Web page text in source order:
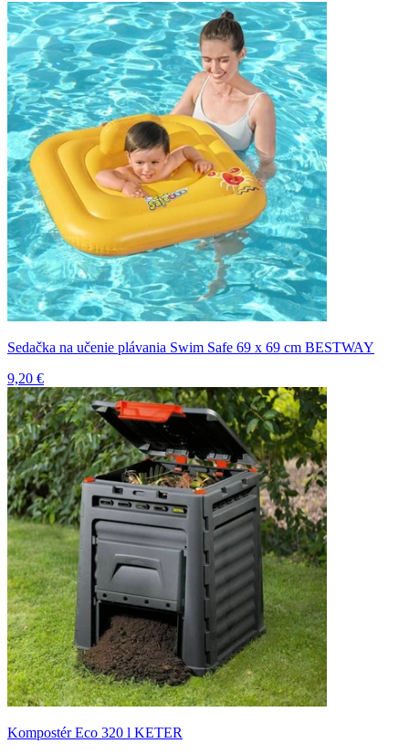
Sedačka na učenie plávania Swim Safe 69 x 69 cm BESTWAY
9,20 €
Kompostér Eco 320 l KETER